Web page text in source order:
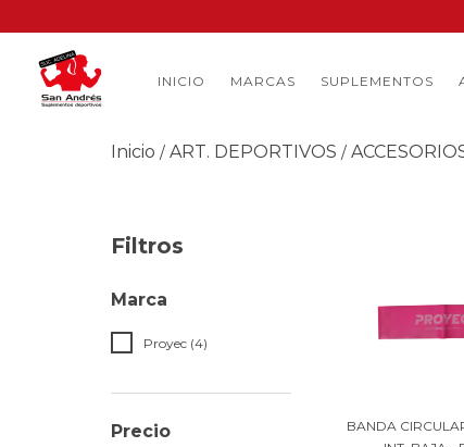
INICIO MARCAS SUPLEMENTOS
Inicio / ART. DEPORTIVOS /
Filtros
Marca
Proyec (4)
Precio
BANDA